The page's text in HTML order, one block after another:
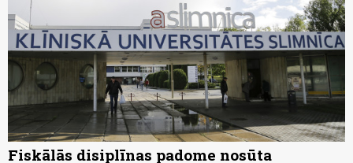
Fiskālās disiplīnas padome nosūta